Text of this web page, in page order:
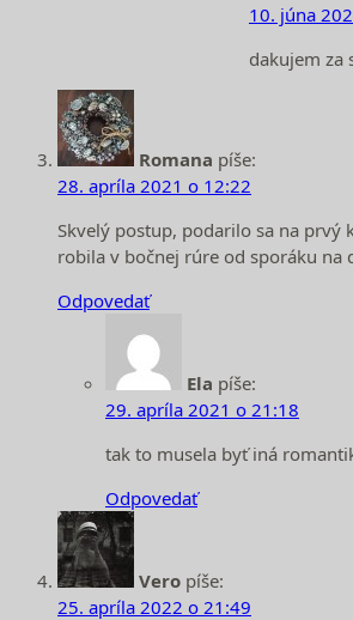
10. júna
dakujem za
Romana píše:
28. apríla 2021 o 12:22
Skvelý postup, podarilo sa na prvý
robila v bočnej rúre od sporáku na
Odpovedať
Ela píše:
29. apríla 2021 o 21:18
tak to musela byť iná
Odpovedať
Vero píše:
25. apríla 2022 o 21:49